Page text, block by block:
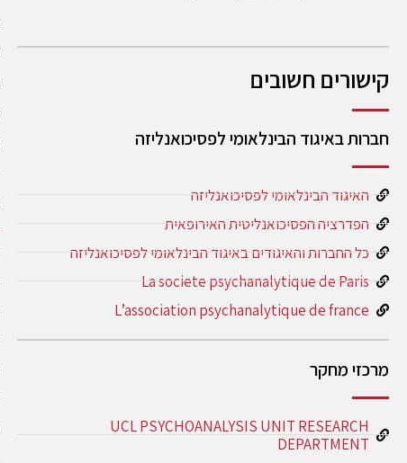
קישורים חשובים
חברות באיגוד הבינלאומי לפסיכואנליזה
האיגוד הבינלאומי לפסיכואנליזה
הפדרציה הפסיכואנליטית האירופאית
כל החברות והאיגודים באיגוד הבינלאומי לפסיכואנליזה
La societe psychanalytique de Paris
L’association psychanalytique de france
מרכזי מחקר
UCL PSYCHOANALYSIS UNIT RESEARCH
DEPARTMENT